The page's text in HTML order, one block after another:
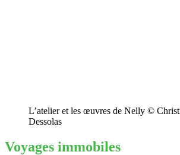
L’atelier et les œuvres de Nelly ©
Dessolas
Voyages immobiles